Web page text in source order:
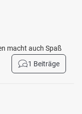
macht auch Spaß
1 Beiträge